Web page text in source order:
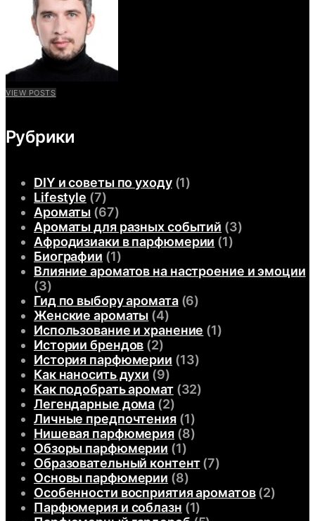
VIEW POSTS
Рубрики
DIY и советы по уходу(1)
Lifestyle (7)
Ароматы (67)
Ароматы для разных событий (3)
Афродизиаки в парфюмерии (1)
Биографии (1)
Влияние ароматов на настроение и эмоции
(3)
Гид по выбору аромата(6)
Женские ароматы (4)
Использование и хранение (1)
Истории брендов (2)
История парфюмерии (13)
Как наносить духи (9)
Как подобрать аромат(32)
Легендарные дома (2)
Личные предпочтения(1)
Нишевая парфюмерия(8)
Обзоры парфюмерии (1)
Образовательный контент(7)
Основы парфюмерии (8)
Особенности восприятия ароматов(2)
Парфюмерия и соблазн (1)